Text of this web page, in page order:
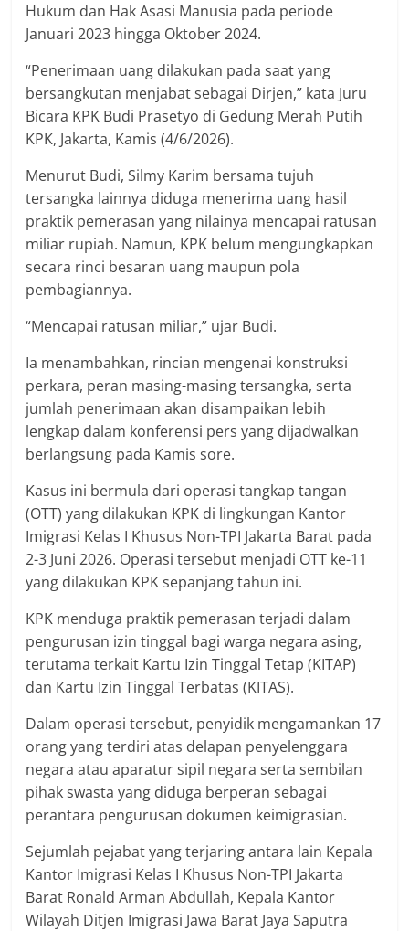
Hukum dan Hak Asasi Manusia pada periode
Januari 2023 hingga Oktober 2024.
“Penerimaan uang dilakukan pada saat yang
bersangkutan menjabat sebagai Dirjen,” kata Juru
Bicara KPK Budi Prasetyo di Gedung Merah Putih
KPK, Jakarta, Kamis (4/6/2026).
Menurut Budi, Silmy Karim bersama tujuh
tersangka lainnya diduga menerima uang hasil
praktik pemerasan yang nilainya mencapai ratusan
miliar rupiah. Namun, KPK belum mengungkapkan
secara rinci besaran uang maupun pola
pembagiannya.
“Mencapai ratusan miliar,” ujar Budi.
Ia menambahkan, rincian mengenai konstruksi
perkara, peran masing-masing tersangka, serta
jumlah penerimaan akan disampaikan lebih
lengkap dalam konferensi pers yang dijadwalkan
berlangsung pada Kamis sore.
Kasus ini bermula dari operasi tangkap tangan
(OTT) yang dilakukan KPK di lingkungan Kantor
Imigrasi Kelas I Khusus Non-TPI Jakarta Barat pada
2-3 Juni 2026. Operasi tersebut menjadi OTT ke-11
yang dilakukan KPK sepanjang tahun ini.
KPK menduga praktik pemerasan terjadi dalam
pengurusan izin tinggal bagi warga negara asing,
terutama terkait Kartu Izin Tinggal Tetap (KITAP)
dan Kartu Izin Tinggal Terbatas (KITAS).
Dalam operasi tersebut, penyidik mengamankan 17
orang yang terdiri atas delapan penyelenggara
negara atau aparatur sipil negara serta sembilan
pihak swasta yang diduga berperan sebagai
perantara pengurusan dokumen keimigrasian.
Sejumlah pejabat yang terjaring antara lain Kepala
Kantor Imigrasi Kelas I Khusus Non-TPI Jakarta
Barat Ronald Arman Abdullah, Kepala Kantor
Wilayah Ditjen Imigrasi Jawa Barat Jaya Saputra